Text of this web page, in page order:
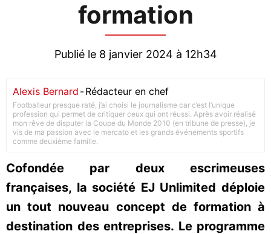
formation
Publié le 8 janvier 2024 à 12h34
Alexis Bernard -Rédacteur en chef
Footballeur presque raté, j’ai choisi le journalisme car c’est l’unique
profession qui permet de critiquer ceux qui ont réussi. Après avoir réalisé
mon rêve de disputer la Coupe du Monde 2010 (en tribune de presse), je
vis de ma passion avec le mercato et les grands événements sportifs
comme deuxième famille.
Cofondée par deux escrimeuses
françaises, la société EJ Unlimited déploie
un tout nouveau concept de formation à
destination des entreprises. Le programme